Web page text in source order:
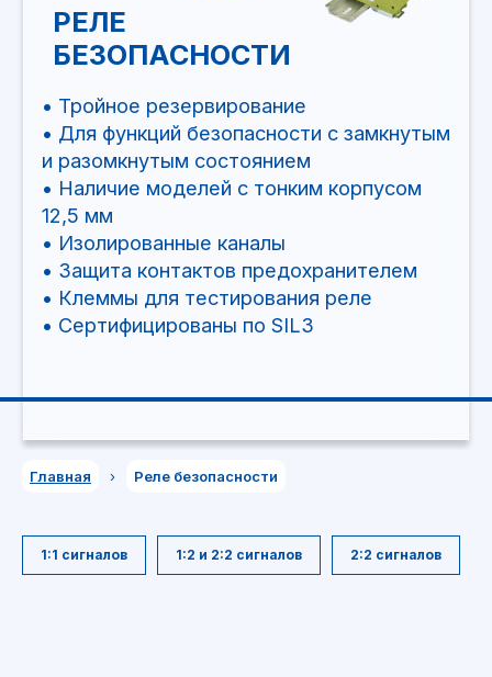
и разомкнутым состоянием
12,5 мм
• Защита контактов предохранителем
• Клеммы для тестирования реле
• Сертифицированы по SIL3
Главная › Реле безопасности
1:1 сигналов 1:2 и 2:2 сигналов 2:2 сигналов